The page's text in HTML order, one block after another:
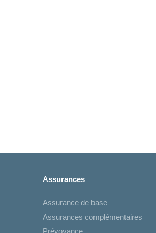
Assurances
Assurance de base
Assurances complémentaires
Prévoyance